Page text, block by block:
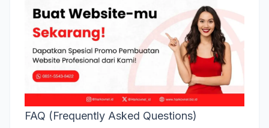
FAQ (Frequently Asked Questions)